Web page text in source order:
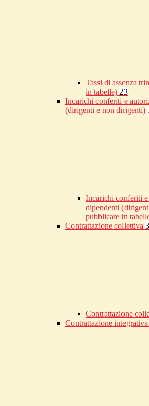
Tassi di assenza
in tabelle) 23
Incarichi conferiti e
(dirigenti e non dirigenti)
Incarichi conferiti
dipendenti
pubblicare in
Contrattazione collettiva 3
Contrattazione
Contrattazione integrativa